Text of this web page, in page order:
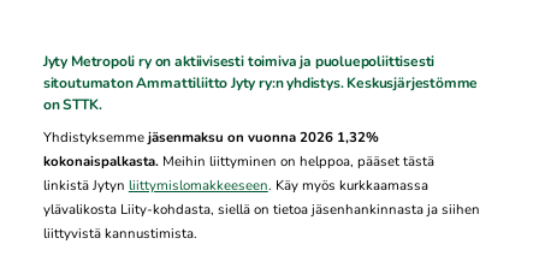
Jyty Metropoli ry on aktiivisesti toimiva ja puoluepoliittisesti
sitoutumaton Ammattiliitto Jyty ry:n yhdistys. Keskusjärjestömme
on STTK.
Yhdistyksemmejäsenmaksu on vuonna 2026 1,32%
kokonaispalkasta. Meihin liittyminen on helppoa, pääset tästä
linkistä Jytyn liittymislomakkeeseen. Käy myös kurkkaamassa
ylävalikosta Liity-kohdasta, siellä on tietoa jäsenhankinnasta ja siihen
liittyvistä kannustimista.